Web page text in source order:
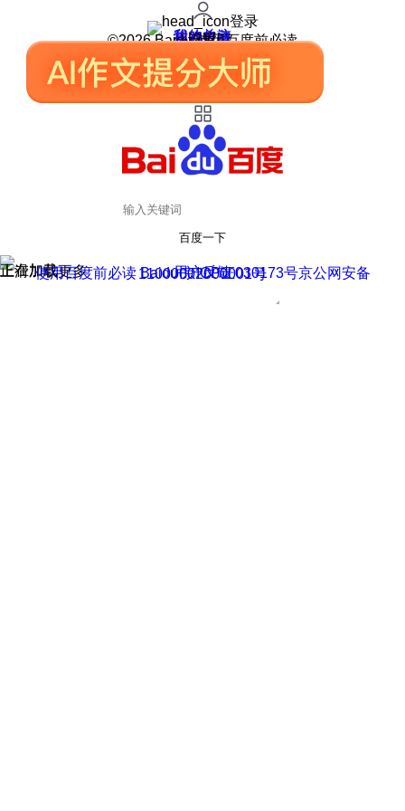
登录
我的关注
我的收藏
皮肤中心
用户反馈
设置
©2026 Baidu 使用百度前必读
百度一下
正在加载
上滑加载更多 用户反馈
使用百度前必读 Baidu 京ICP证030173号
京公网安备11000002000001号